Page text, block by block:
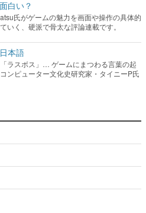
本語
ラスボス」… ゲームにまつわる言葉の起
ンピューター文化史研究家・タイニーP氏